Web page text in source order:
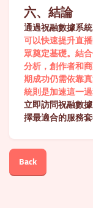
六、結論
通過祝融數據系
可以快速提升直
眾奠定基礎。結
分析，創作者和
期成功仍需依靠
統則是加速這一
立即訪問祝融數
擇最適合的服務
Back